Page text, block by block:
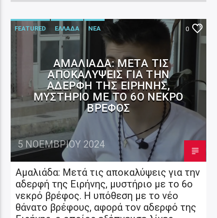
FEATURED ΕΛΛΑΔΑ ΝΕΑ 0
ΑΜΑΛΙΆΔΑ: ΜΕΤΆ ΤΙΣ
ΑΠΟΚΑΛΎΨΕΙΣ ΓΙΑ ΤΗΝ
ΑΔΕΡΦΉ ΤΗΣ ΕΙΡΉΝΗΣ,
ΜΥΣΤΉΡΙΟ ΜΕ ΤΟ 6Ο ΝΕΚΡΌ
ΒΡΈΦΟΣ
5 ΝΟΕΜΒΡΊΟΥ 2024
Αμαλιάδα: Μετά τις αποκαλύψεις για την
αδερφή της Ειρήνης, μυστήριο με το 6ο
νεκρό βρέφος. Η υπόθεση με το νέο
θάνατο βρέφους, αφορά τον αδερφό της